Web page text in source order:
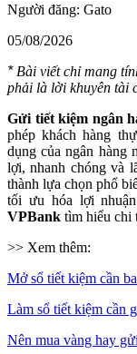
Người đăng: Gato
05/08/2026
*Bài viết chỉ mang
phải là lời khuyên tài
Gửi tiết kiệm ngân
phép khách hàng
dụng của ngân hàng
lợi, nhanh chóng và
thành lựa chọn phổ
tối ưu hóa lợi
VPBank tìm hiểu chi
>> Xem thêm:
Mở sổ tiết kiệm cần
Làm sổ tiết kiệm cần
Nên mua vàng hay